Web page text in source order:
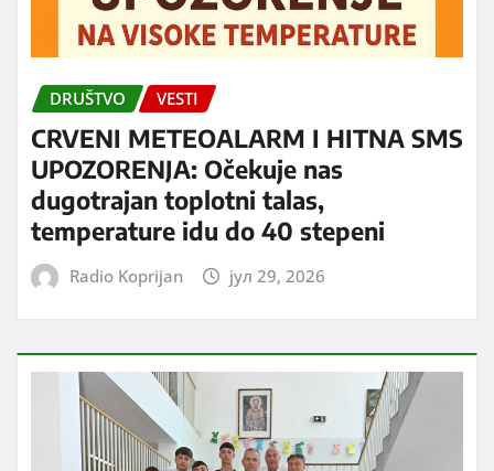
DRUŠTVO VESTI
CRVENI METEOALARM I HITNA SMS
UPOZORENJA: Očekuje nas
dugotrajan toplotni talas,
temperature idu do 40 stepeni
Radio Koprijan јул 29, 2026